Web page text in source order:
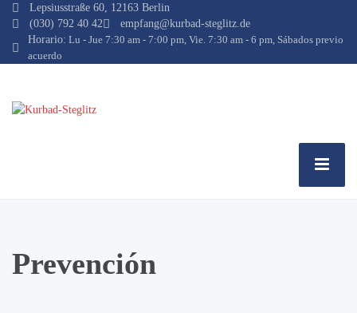
Lepsiusstraße 60, 12163 Berlin
(030) 792 40 42
empfang@kurbad-steglitz.de
Horario: Lu - Jue 7:30 am - 7:00 pm, Vie. 7:30 am - 6 pm, Sábados previo
acuerdo
Prevención